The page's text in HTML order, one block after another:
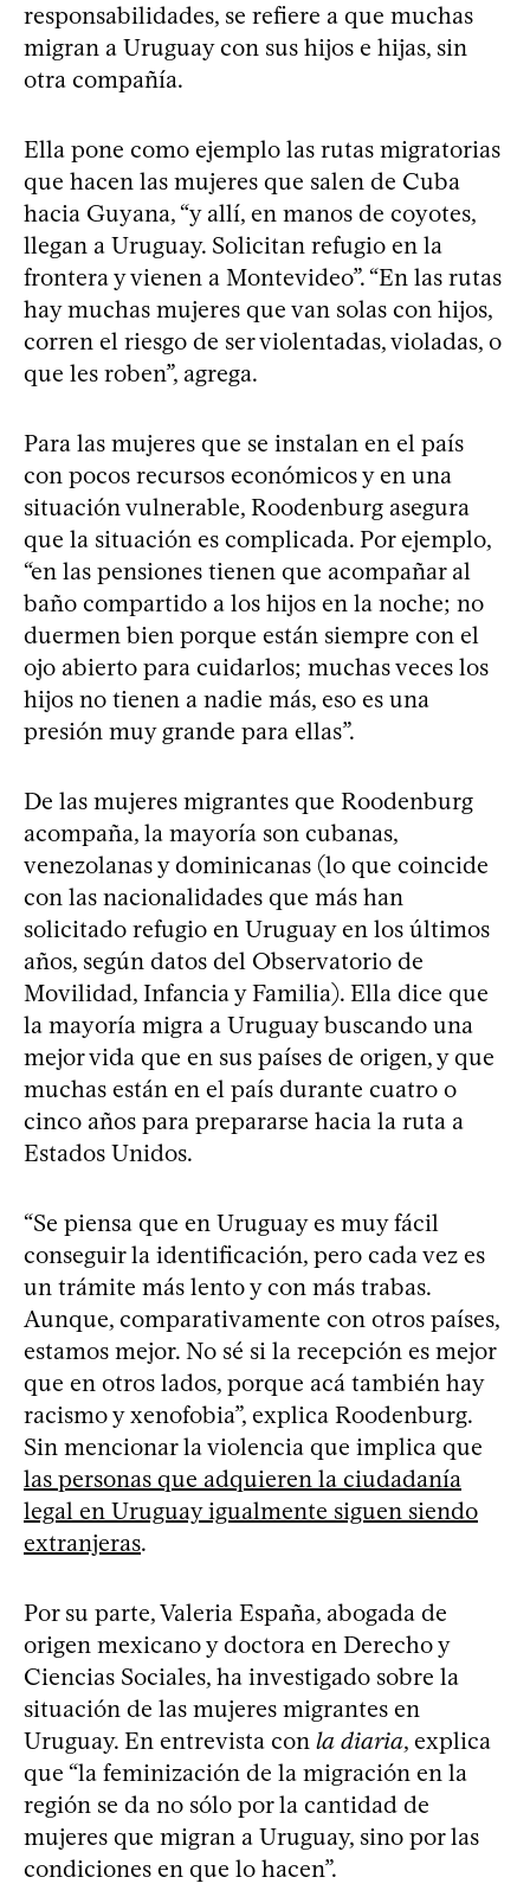
responsabilidades, se refiere a que muchas
migran a Uruguay con sus hijos e hijas, sin
otra compañía.
Ella pone como ejemplo las rutas migratorias
que hacen las mujeres que salen de Cuba
hacia Guyana, “y allí, en manos de coyotes,
llegan a Uruguay. Solicitan refugio en la
frontera y vienen a Montevideo”. “En las rutas
hay muchas mujeres que van solas con hijos,
corren el riesgo de ser violentadas, violadas, o
que les roben”, agrega.
Para las mujeres que se instalan en el país
con pocos recursos económicos y en una
situación vulnerable, Roodenburg asegura
que la situación es complicada. Por ejemplo,
“en las pensiones tienen que acompañar al
baño compartido a los hijos en la noche; no
duermen bien porque están siempre con el
ojo abierto para cuidarlos; muchas veces los
hijos no tienen a nadie más, eso es una
presión muy grande para ellas”.
De las mujeres migrantes que Roodenburg
acompaña, la mayoría son cubanas,
venezolanas y dominicanas (lo que coincide
con las nacionalidades que más han
solicitado refugio en Uruguay en los últimos
años, según datos del Observatorio de
Movilidad, Infancia y Familia). Ella dice que
la mayoría migra a Uruguay buscando una
mejor vida que en sus países de origen, y que
muchas están en el país durante cuatro o
cinco años para prepararse hacia la ruta a
Estados Unidos.
“Se piensa que en Uruguay es muy fácil
conseguir la identificación, pero cada vez es
un trámite más lento y con más trabas.
Aunque, comparativamente con otros países,
estamos mejor. No sé si la recepción es mejor
que en otros lados, porque acá también hay
racismo y xenofobia”, explica Roodenburg.
Sin mencionar la violencia que implica que
las personas que adquieren la ciudadanía
legal en Uruguay igualmente siguen siendo
extranjeras.
Por su parte, Valeria España, abogada de
origen mexicano y doctora en Derecho y
Ciencias Sociales, ha investigado sobre la
situación de las mujeres migrantes en
Uruguay. En entrevista con la diaria, explica
que “la feminización de la migración en la
región se da no sólo por la cantidad de
mujeres que migran a Uruguay, sino por las
condiciones en que lo hacen”.